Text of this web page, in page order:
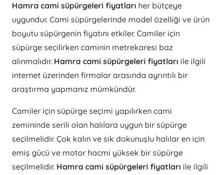
Hamra cami süpürgeleri fiyatları her bütçeye
uygundur. Cami süpürgelerinde model özelliği ve ürün
boyutu süpürgenin fiyatını etkiler. Camiler için
süpürge seçilirken caminin metrekaresi baz
alınmalıdır. Hamra cami süpürgeleri fiyatları ile ilgili
internet üzerinden firmalar arasında ayrıntılı bir
araştırma yapmanız mümkündür.
Camiler için süpürge seçimi yapılırken cami
zemininde serili olan halılara uygun bir süpürge
seçilmelidir. Çok kalın ve sık dokunuşlu halılar en için
emiş gücü ve motor hacmi yüksek bir süpürge
seçilmelidir. Hamra cami süpürgeleri fiyatları ile ilgili